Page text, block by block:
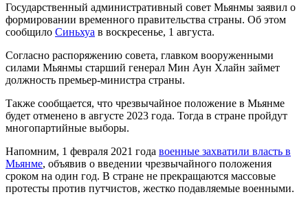
Государственный административный совет Мьянмы заявил о
формировании временного правительства страны. Об этом
сообщило Синьхуа в воскресенье, 1 августа.
Согласно распоряжению совета, главком вооруженными
силами Мьянмы старший генерал Мин Аун Хлайн займет
должность премьер-министра страны.
Также сообщается, что чрезвычайное положение в Мьянме
будет отменено в августе 2023 года. Тогда в стране пройдут
многопартийные выборы.
Напомним, 1 февраля 2021 года военные захватили власть в
Мьянме, объявив о введении чрезвычайного положения
сроком на один год. В стране не прекращаются массовые
протесты против путчистов, жестко подавляемые военными.